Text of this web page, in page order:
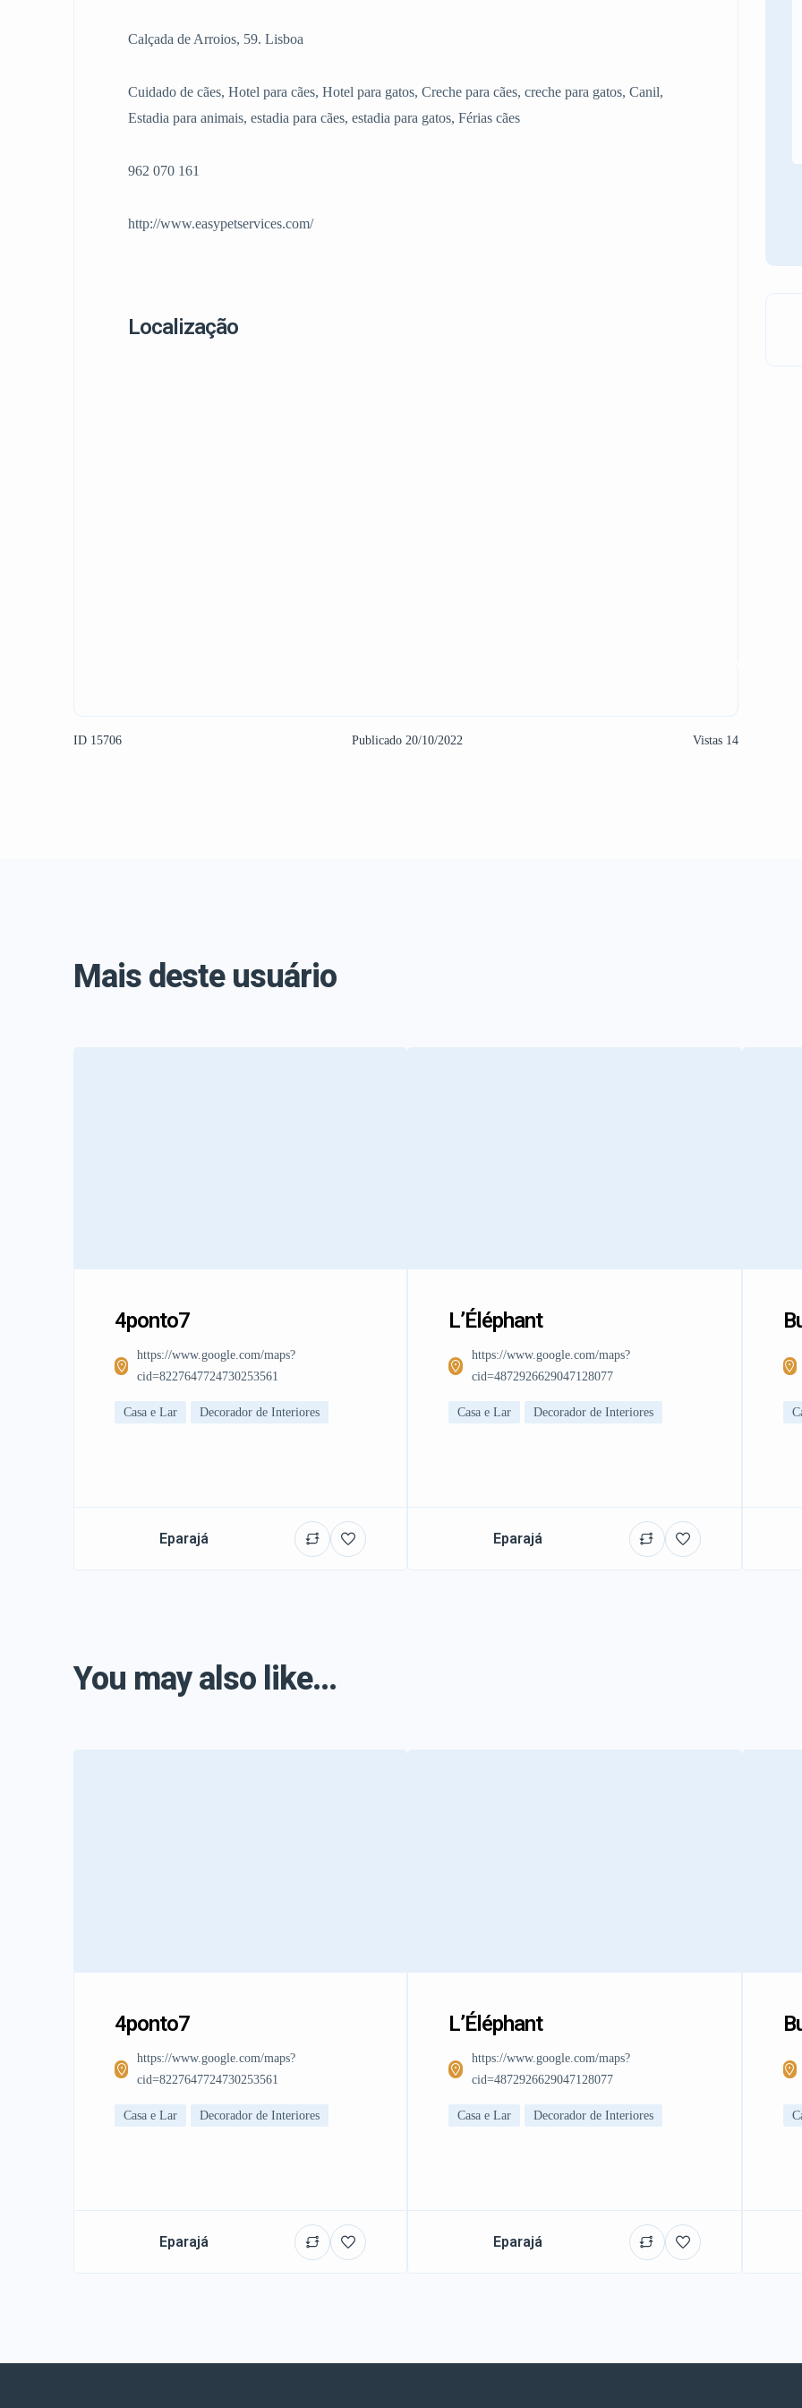
Calçada de Arroios, 59. Lisboa
Cuidado de cães, Hotel para cães, Hotel para gatos, Creche para cães, creche para gatos, Canil,
Estadia para animais, estadia para cães, estadia para gatos, Férias cães
962 070 161
http://www.easypetservices.com/
Localização
ID 15706 Publicado 20/10/2022 Vistas 14
Mais deste usuário
4ponto7
https://www.google.com/maps?
cid=8227647724730253561
Casa e Lar Decorador de Interiores
Eparajá
L’Éléphant
https://www.google.com/maps?
cid=4872926629047128077
Casa e Lar Decorador de Interiores
Eparajá
You may also like...
4ponto7
https://www.google.com/maps?
cid=8227647724730253561
Casa e Lar Decorador de Interiores
Eparajá
L’Éléphant
https://www.google.com/maps?
cid=4872926629047128077
Casa e Lar Decorador de Interiores
Eparajá